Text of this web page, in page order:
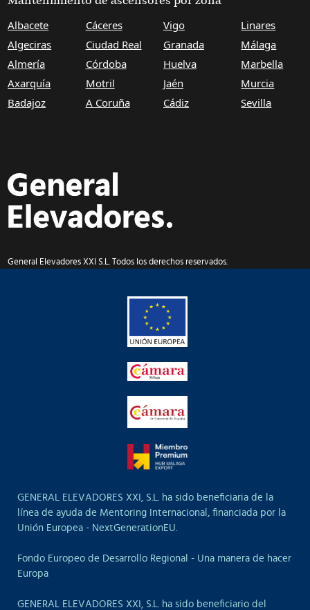
Albacete
Algeciras
Almería
Axarquía
Badajoz
Cáceres
Ciudad Real
Córdoba
Motril
A Coruña
Vigo
Granada
Huelva
Jaén
Cádiz
Linares
Málaga
Marbella
Murcia
Sevilla
General Elevadores XXI S.L. Todos los derechos reservados.
GENERAL ELEVADORES XXI, S.L. ha sido beneficiaria de la
línea de ayuda de Mentoring Internacional, financiada por la
Unión Europea - NextGenerationEU.
Fondo Europeo de Desarrollo Regional - Una manera de hacer
Europa
GENERAL ELEVADORES XXI, S.L. ha sido beneficiario del